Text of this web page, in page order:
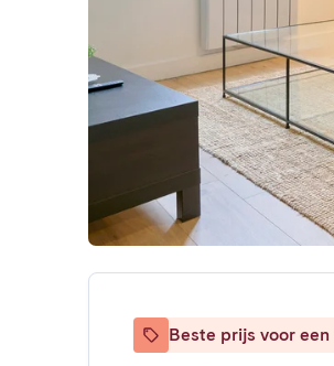
Beste prijs voor